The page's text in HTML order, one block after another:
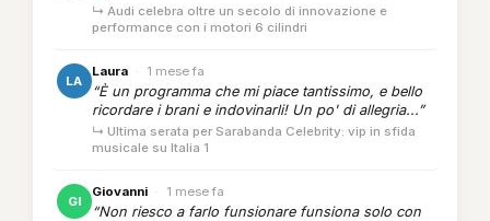
↳ Audi celebra oltre un secolo di innovazione e
performance con i motori 6 cilindri
LA
Laura · 1 mese fa
“È un programma che mi piace tantissimo, e bello
ricordare i brani e indovinarli! Un po' di allegria...”
↳ Ultima serata per Sarabanda Celebrity: vip in sfida
musicale su Italia 1
GI
Giovanni · 1 mese fa
“Non riesco a farlo funsionare funsiona solo con